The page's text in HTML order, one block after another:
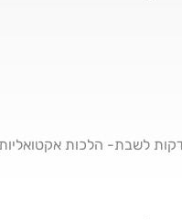
לשבת- הלכות אקטואליות